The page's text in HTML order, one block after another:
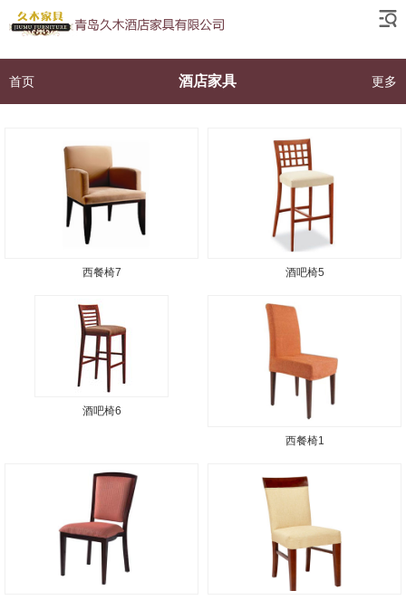
首页 更多
酒店家具
西餐椅7 酒吧椅5
酒吧椅6
西餐椅1